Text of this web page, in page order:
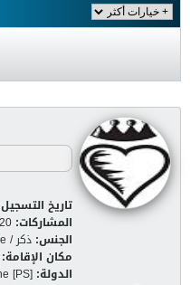
تاريخ
المشاركات:
الجنس: ذكر / Male
مكان الإقامة:
الدولة: [PS]